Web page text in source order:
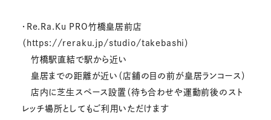
・Re.Ra.Ku PRO竹橋皇居前店
（https://reraku.jp/studio/takebashi）
竹橋駅直結で駅から近い
皇居までの距離が近い（店舗の目の前が皇居ランコース）
店内に芝生スペース設置（待ち合わせや運動前後のスト
レッチ場所としてもご利用いただけます